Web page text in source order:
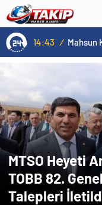
14:43 /
MTSO Heyeti
TOBB 82.
Talepleri